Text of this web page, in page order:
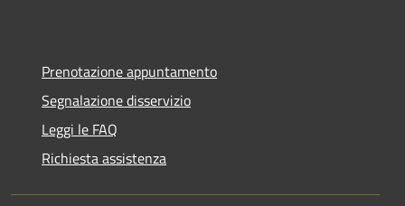
Prenotazione appuntamento
Segnalazione disservizio
Leggi le FAQ
Richiesta assistenza